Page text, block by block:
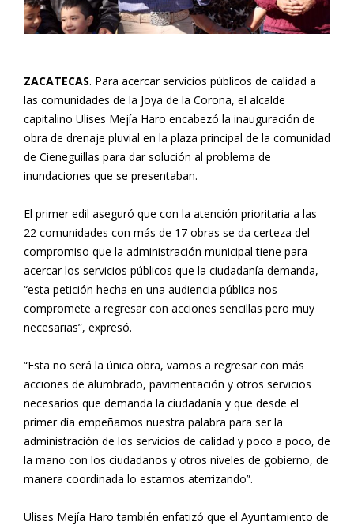
ZACATECAS. Para acercar servicios públicos de calidad a
las comunidades de la Joya de la Corona, el alcalde
capitalino Ulises Mejía Haro encabezó la inauguración de
obra de drenaje pluvial en la plaza principal de la comunidad
de Cieneguillas para dar solución al problema de
inundaciones que se presentaban.
El primer edil aseguró que con la atención prioritaria a las
22 comunidades con más de 17 obras se da certeza del
compromiso que la administración municipal tiene para
acercar los servicios públicos que la ciudadanía demanda,
“esta petición hecha en una audiencia pública nos
compromete a regresar con acciones sencillas pero muy
necesarias”, expresó.
“Esta no será la única obra, vamos a regresar con más
acciones de alumbrado, pavimentación y otros servicios
necesarios que demanda la ciudadanía y que desde el
primer día empeñamos nuestra palabra para ser la
administración de los servicios de calidad y poco a poco, de
la mano con los ciudadanos y otros niveles de gobierno, de
manera coordinada lo estamos aterrizando”.
Ulises Mejía Haro también enfatizó que el Ayuntamiento de